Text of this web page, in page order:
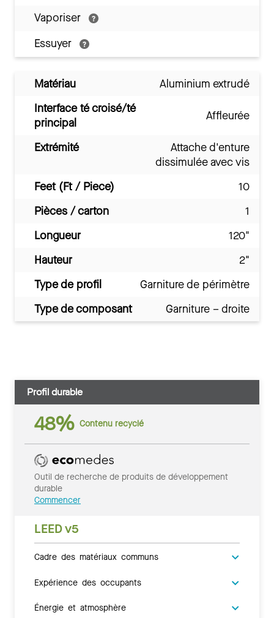
Vaporiser
Essuyer
Matériau
Aluminium extrudé
Interface té croisé/té
principal
Affleurée
Extrémité
Attache d'enture
dissimulée avec vis
Feet (Ft / Piece)
10
Pièces / carton
1
Longueur
120"
Hauteur
2"
Type de profil
Garniture de périmètre
Type de composant
Garniture – droite
Profil durable
48% Contenu recyclé
Outil de recherche de produits de développement
durable
Commencer
LEED v5
Cadre des matériaux communs
Expérience des occupants
Énergie et atmosphère